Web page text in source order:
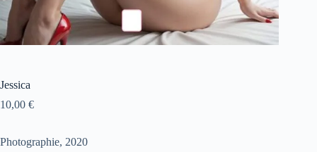
Jessica
10,00 €
Photographie, 2020